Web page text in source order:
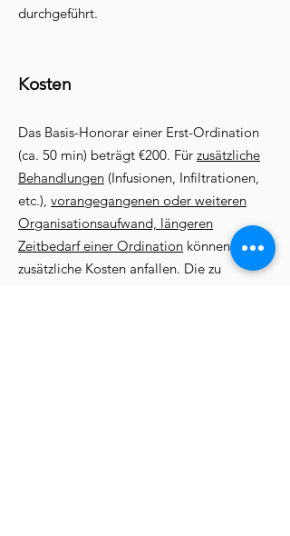
durchgeführt.
Kosten
Das Basis-Honorar einer Erst-Ordination
(ca. 50 min) beträgt €200. Für zusätzliche
Behandlungen (Infusionen, Infiltrationen,
etc.), vorangegangenen oder weiteren
Organisationsaufwand, längeren
Zeitbedarf einer Ordination können
zusätzliche Kosten anfallen. Die zu